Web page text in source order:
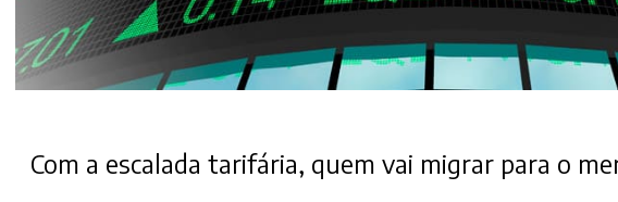
Com a escalada tarifária, quem vai migrar para o